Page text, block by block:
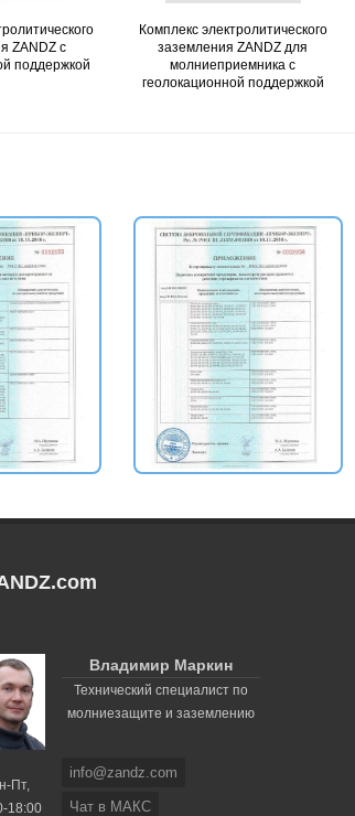
ZANDZ с
поддержкой
Подробнее
Комплекс электролитического
заземления ZANDZ для
молниеприемника с
геолокационной поддержкой
Пт,
18:00
Владимир Маркин
Технический специалист по
молниезащите и заземлению
info@zandz.com
Чат в МАКС